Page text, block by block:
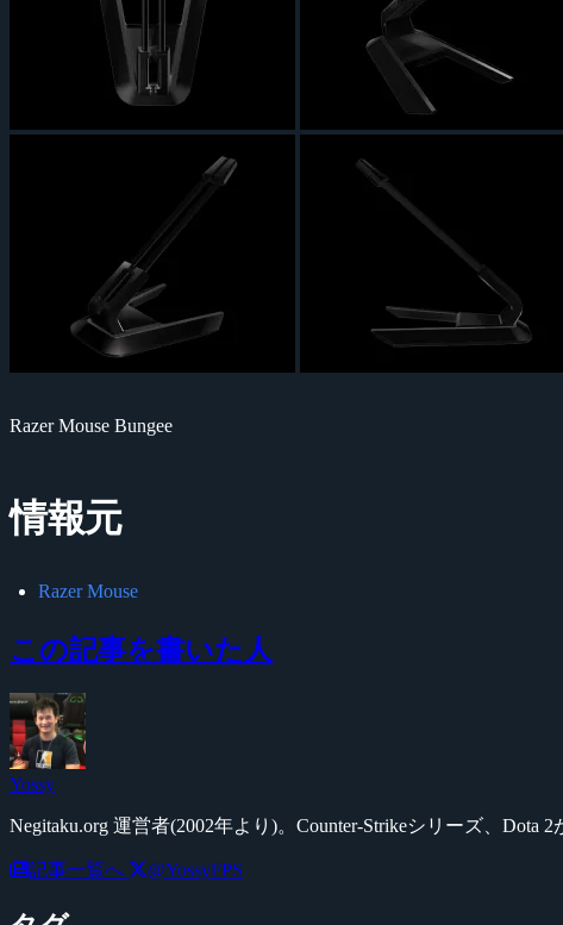
Razer Mouse Bungee
情報元
Razer Mouse
この記事を書いた人
Yossy
Negitaku.org 運営者(2002年より)。Counter-Strikeシリーズ、
記事一覧へ @YossyFPS